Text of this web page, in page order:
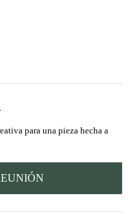
para una pieza hecha a